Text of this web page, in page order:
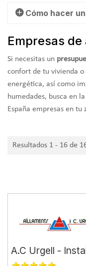
Cómo hacer
Instalar aislamiento
existente supone
interior y ahorro
instalación de
mejora la calidad de
permite reducir el
instalación de
distintos tipos de
invierno y en verano
condensaciones y
La eficacia de las
Empresas
Si necesitas un
confort de tu vivienda
energética, así como
humedades, busca en
España empresas en tu
Resultados 1 - 16 de
A.C Urgell -